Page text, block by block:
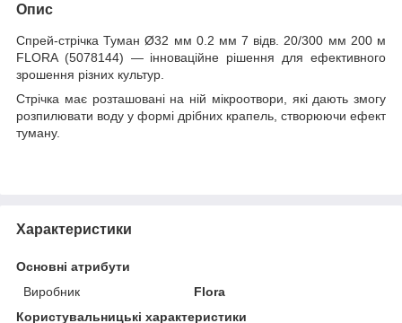
Опис
Спрей-стрічка Туман Ø32 мм 0.2 мм 7 відв. 20/300 мм 200 м
FLORA (5078144) — інноваційне рішення для ефективного
зрошення різних культур.
Стрічка має розташовані на ній мікроотвори, які дають змогу
розпилювати воду у формі дрібних крапель, створюючи ефект
туману.
Характеристики
Основні атрибути
Виробник
Flora
Користувальницькі характеристики